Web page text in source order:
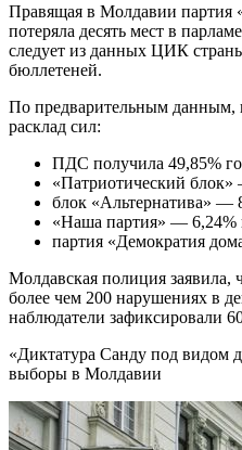
Правящая в Молдавии партия
потеряла десять мест в
следует из данных ЦИК
бюллетеней.
По предварительным данным,
расклад сил:
ПДС получила 49,85%
«Патриотический
блок «Альтернатива» —
«Наша партия» — 6,24%
партия «Демократия
Молдавская полиция заявила,
более чем 200 нарушениях в
наблюдатели зафиксировали
«Диктатура Санду под видом
выборы в Молдавии